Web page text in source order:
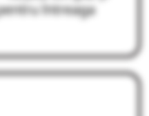
întreaga